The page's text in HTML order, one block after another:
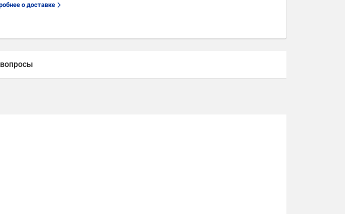
поверхности при кузовном ремонте
SUNMIGHT (Корея)
о доставке
вопросы